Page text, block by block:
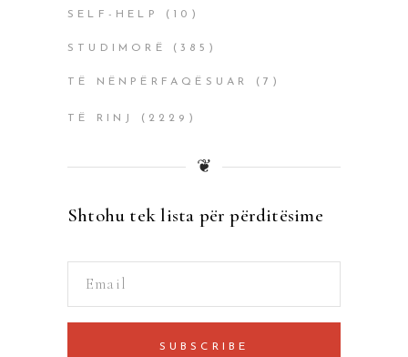
SELF-HELP (10)
STUDIMORË (385)
TË NËNPËRFAQËSUAR (7)
TË RINJ (2229)
❦
Shtohu tek lista për përditësime
SUBSCRIBE